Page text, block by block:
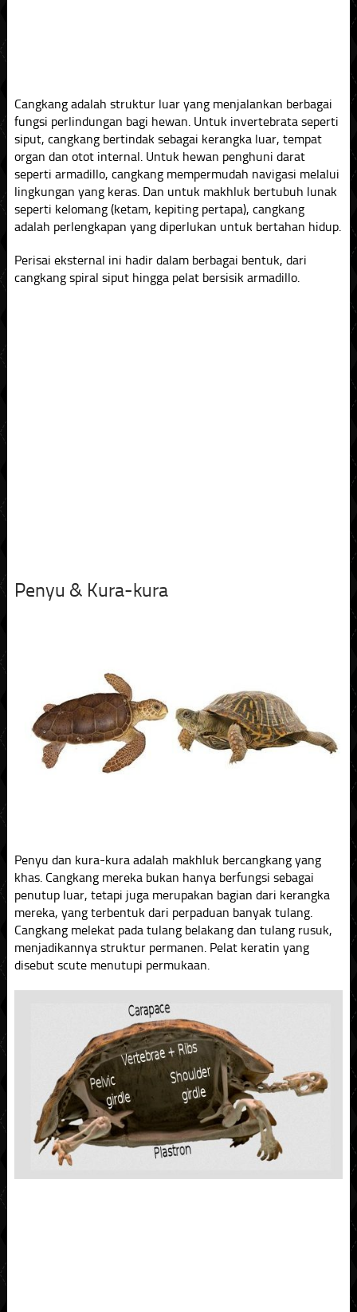
Cangkang adalah struktur luar yang menjalankan berbagai
fungsi perlindungan bagi hewan. Untuk invertebrata seperti
siput, cangkang bertindak sebagai kerangka luar, tempat
organ dan otot internal. Untuk hewan penghuni darat
seperti armadillo, cangkang mempermudah navigasi melalui
lingkungan yang keras. Dan untuk makhluk bertubuh lunak
seperti kelomang (ketam, kepiting pertapa), cangkang
adalah perlengkapan yang diperlukan untuk bertahan hidup.
Perisai eksternal ini hadir dalam berbagai bentuk, dari
cangkang spiral siput hingga pelat bersisik armadillo.
Penyu & Kura-kura
Penyu dan kura-kura adalah makhluk bercangkang yang
khas. Cangkang mereka bukan hanya berfungsi sebagai
penutup luar, tetapi juga merupakan bagian dari kerangka
mereka, yang terbentuk dari perpaduan banyak tulang.
Cangkang melekat pada tulang belakang dan tulang rusuk,
menjadikannya struktur permanen. Pelat keratin yang
disebut scute menutupi permukaan.